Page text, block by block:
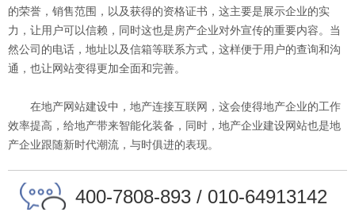
的荣誉，销售范围，以及获得的资格证书，这主要是展示企业的实
力，让用户可以信赖，同时这也是房产企业对外宣传的重要内容。当
然公司的电话，地址以及信箱等联系方式，这样便于用户的查询和沟
通，也让网站变得更加全面和完善。
在地产网站建设中，地产连接互联网，这会使得地产企业的工作
效率提高，给地产带来智能化装备，同时，地产企业建设网站也是地
产企业跟随新时代潮流，与时俱进的表现。
400-7808-893 / 010-64913142